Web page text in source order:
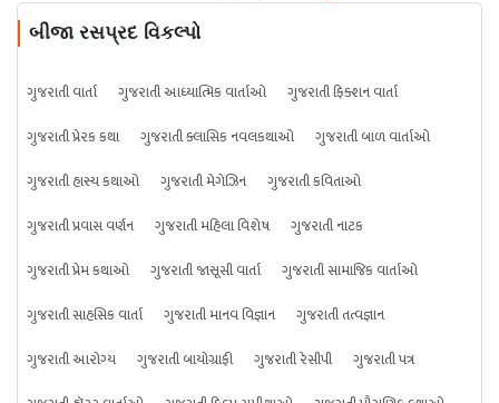
બીજા રસપ્રદ વિકલ્પો
ગુજરાતી વાર્તા ગુજરાતી આધ્યાત્મિક વાર્તાઓ
ગુજરાતી ફિક્શન વાર્તા
ગુજરાતી પ્રેરક કથા
ગુજરાતી ક્લાસિક નવલકથાઓ
ગુજરાતી બાળ વાર્તાઓ
ગુજરાતી હાસ્ય કથાઓ
ગુજરાતી મેગેઝિન
ગુજરાતી કવિતાઓ
ગુજરાતી પ્રવાસ વર્ણન
ગુજરાતી મહિલા વિશેષ
ગુજરાતી નાટક
ગુજરાતી પ્રેમ કથાઓ
ગુજરાતી જાસૂસી વાર્તા
ગુજરાતી સામાજિક વાર્તાઓ
ગુજરાતી સાહસિક વાર્તા
ગુજરાતી માનવ વિજ્ઞાન
ગુજરાતી તત્વજ્ઞાન
ગુજરાતી આરોગ્ય
ગુજરાતી બાયોગ્રાફી ગુજરાતી રેસીપી
ગુજરાતી પત્ર